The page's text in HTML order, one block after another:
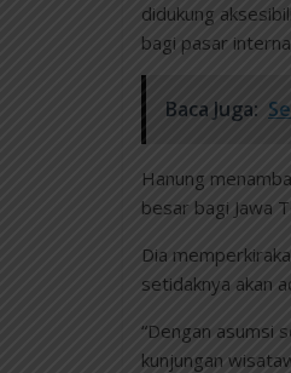
didukung
bagi pasar
Baca Juga:
Hanung
besar bagi Jawa
Dia
setidaknya akan
“Dengan asumsi
kunjungan